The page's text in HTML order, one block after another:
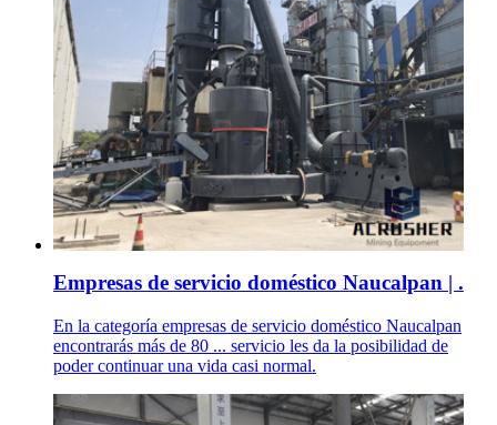
Empresas de servicio doméstico Naucalpan | .
En la categoría empresas de servicio doméstico Naucalpan
encontrarás más de 80 ... servicio les da la posibilidad de
poder continuar una vida casi normal.